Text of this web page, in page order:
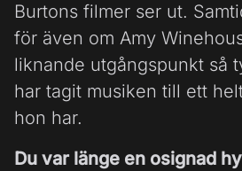
Burtons filmer ser ut.
för även om Amy
liknande utgångspunkt så
har tagit musiken till ett
hon har.
Du var länge en osignad